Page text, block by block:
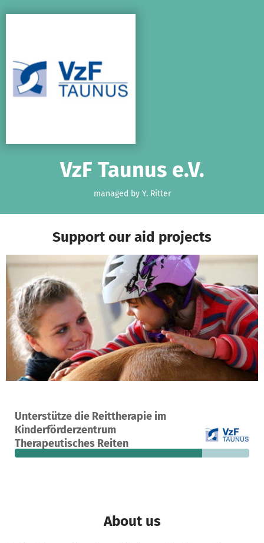
VzF Taunus e.V.
managed by Y. Ritter
Support our aid projects
Unterstütze die Reittherapie im
Kinderförderzentrum
Therapeutisches Reiten
A project in Frankfurt, Germany
2
donations
80%
funded
€1,090
still needed
About us